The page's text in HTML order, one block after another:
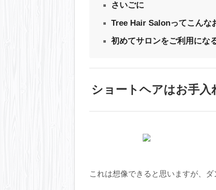
さいごに
Tree Hair Salonってこんな
初めてサロンをご利用にな
ショートヘアはお手入
これは想像できると思いますが、ダ